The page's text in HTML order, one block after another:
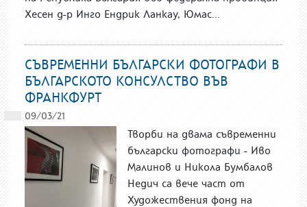
Хесен д-р Инго Ендрик Ланкау, Юмас...
СЪВРЕМЕННИ БЪЛГАРСКИ ФОТОГРАФИ В
БЪЛГАРСКОТО КОНСУЛСТВО ВЪВ
ФРАНКФУРТ
09/03/21
Творби на двама съвременни
български фотографи - Иво
Малинов и Никола Бумбалов
Недич са вече част от
Художествения фонд на